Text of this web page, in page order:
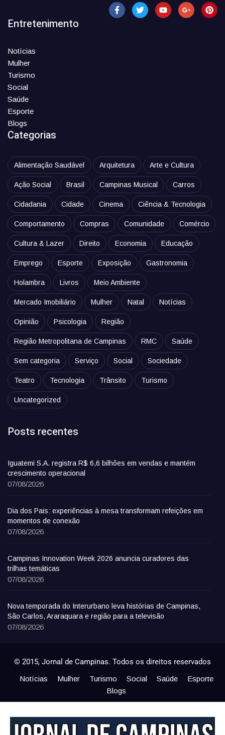
Entretenimento
Notícias
Mulher
Turismo
Social
Saúde
Esporte
Blogs
Categorias
Alimentação Saudável Arquitetura Arte e Cultura
Ação Social Brasil Campinas Musical Carros
Cidadania Cidade Cinema Ciência & Tecnologia
Comportamento Compras Comunidade Comércio
Cultura & Lazer Direito Economia Educação
Emprego Esporte Exposição Gastronomia
Holambra Livros Meio Ambiente
Mercado Imobiliário Mulher Natal Notícias
Opinião Psicologia Região
Região Metropolitana de Campinas RMC Saúde
Sem categoria Serviço Social Sociedade
Teatro Tecnologia Trânsito Turismo
Uncategorized
Posts recentes
Iguatemi S.A. registra R$ 6,6 bilhões em vendas e mantém
crescimento operacional
07/08/2026
Dia dos Pais: experiências à mesa transformam refeições em
momentos de conexão
07/08/2026
Campinas Innovation Week 2026 anuncia curadores das
trilhas temáticas
07/08/2026
Nova temporada do Interurbano leva histórias de Campinas,
São Carlos, Araraquara e região para a televisão
07/08/2026
© 2015, Jornal de Campinas. Todos os direitos reservados
Notícias Mulher Turismo Social Saúde
Esporte
Blogs